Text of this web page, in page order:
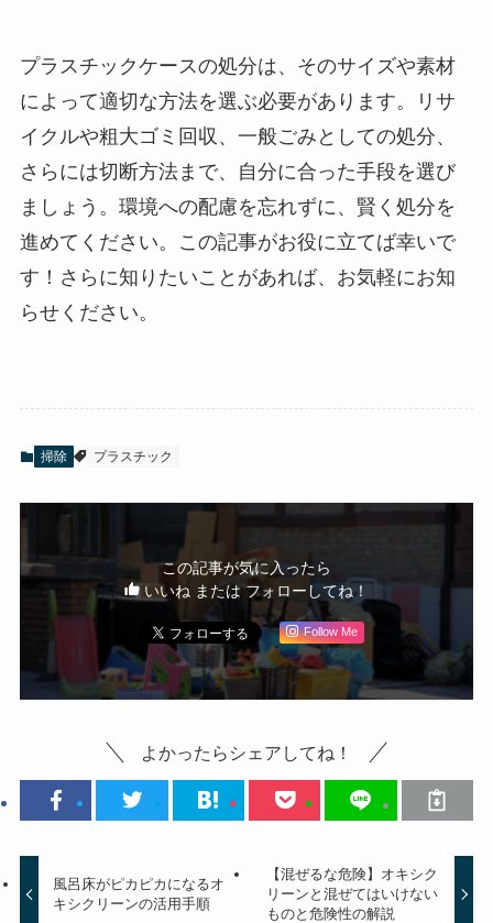
プラスチックケースの処分は、そのサイズや素材
によって適切な方法を選ぶ必要があります。リサ
イクルや粗大ゴミ回収、一般ごみとしての処分、
さらには切断方法まで、自分に合った手段を選び
ましょう。環境への配慮を忘れずに、賢く処分を
進めてください。この記事がお役に立てば幸いで
す！さらに知りたいことがあれば、お気軽にお知
らせください。
掃除 プラスチック
この記事が気に入ったら
いいね または フォローしてね！
Follow Me
よかったらシェアしてね！
風呂床がピカピカになるオ
キシクリーンの活用手順
【混ぜるな危険】オキシク
リーンと混ぜてはいけない
ものと危険性の解説